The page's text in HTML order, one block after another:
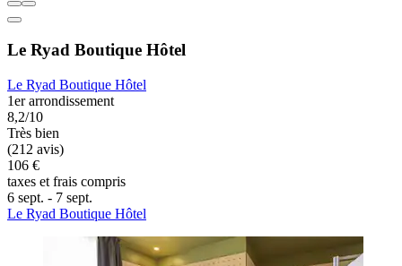
Le Ryad Boutique Hôtel
Le Ryad Boutique Hôtel
1er arrondissement
8,2/10
Très bien
(212 avis)
106 €
taxes et frais compris
6 sept. - 7 sept.
Le Ryad Boutique Hôtel